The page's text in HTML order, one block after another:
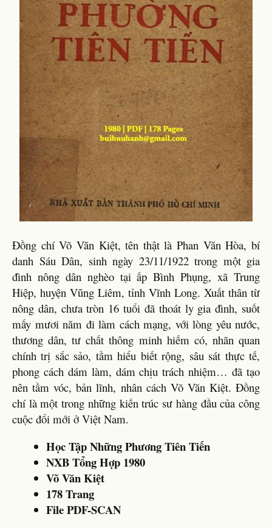
Đồng chí Võ Văn Kiệt, tên thật là Phan Văn Hòa, bí
danh Sáu Dân, sinh ngày 23/11/1922 trong một gia
đình nông dân nghèo tại ấp Bình Phụng, xã Trung
Hiệp, huyện Vũng Liêm, tỉnh Vĩnh Long. Xuất thân từ
nông dân, chưa tròn 16 tuổi đã thoát ly gia đình, suốt
mấy mươi năm đi làm cách mạng, với lòng yêu nước,
thương dân, tư chất thông minh hiếm có, nhãn quan
chính trị sắc sảo, tầm hiểu biết rộng, sâu sát thực tế,
phong cách dám làm, dám chịu trách nhiệm… đã tạo
nên tầm vóc, bản lĩnh, nhân cách Võ Văn Kiệt. Đồng
chí là một trong những kiến trúc sư hàng đầu của công
cuộc đổi mới ở Việt Nam.
Học Tập Những Phương Tiên Tiến
NXB Tổng Hợp 1980
Võ Văn Kiệt
178 Trang
File PDF-SCAN